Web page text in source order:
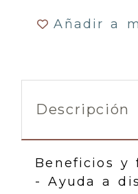
Añadir a
Descripción
Beneficios y
- Ayuda a